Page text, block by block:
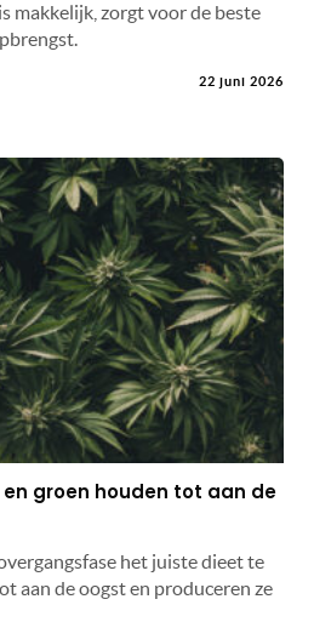
makkelijk, zorgt voor de beste
22 juni 2026
groen houden tot aan de
het juiste dieet te
aan de oogst en produceren ze